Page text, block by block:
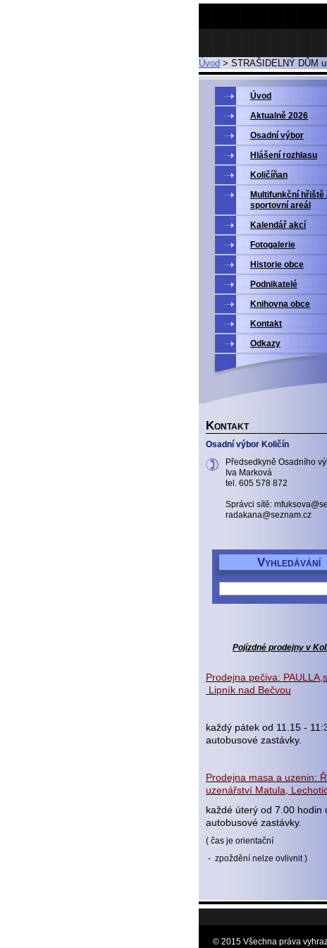
Úvod > STRAŠIDELNÝ DŮM
Úvod
Aktualně 2026
Osadní výbor
Hlášení rozhlasu
Količíňan
Multifunkční hřiště
sportovní areál
Kalendář akcí
Fotogalerie
Historie obce
Podnikatelé
Knihovna obce
Kontakt
Odkazy
KONTAKT
Osadní výbor Količín
Předsedkyně Osadního
Iva Marková
tel. 605 578 872
Správci sítě:
radakana@seznam.cz
VYHLEDÁVÁNÍ
Pojízdné prodejny v
Prodejna pečiva:
Lipník nad Bečvou
každý pátek od 11.15 -
autobusové zastávky.
Prodejna masa a uzenin:
uzenářství Matula,
každé úterý od 7.00 hodin
autobusové zastávky.
( čas je orientační
- zpoždění nelze ovlivnit )
© 2015 Všechna práva